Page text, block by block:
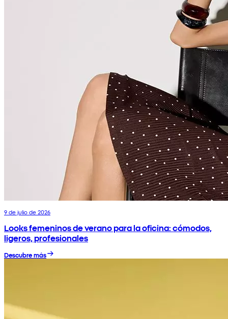
9 de julio de 2026
Looks femeninos de verano para la oficina: cómodos,
ligeros, profesionales
Descubre más